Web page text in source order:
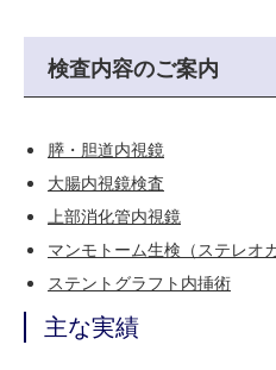
検査内容のご案内
膵・胆道内視鏡
大腸内視鏡検査
上部消化管内視鏡
マンモトーム生検（ステレオ
ステントグラフト内挿術
主な実績